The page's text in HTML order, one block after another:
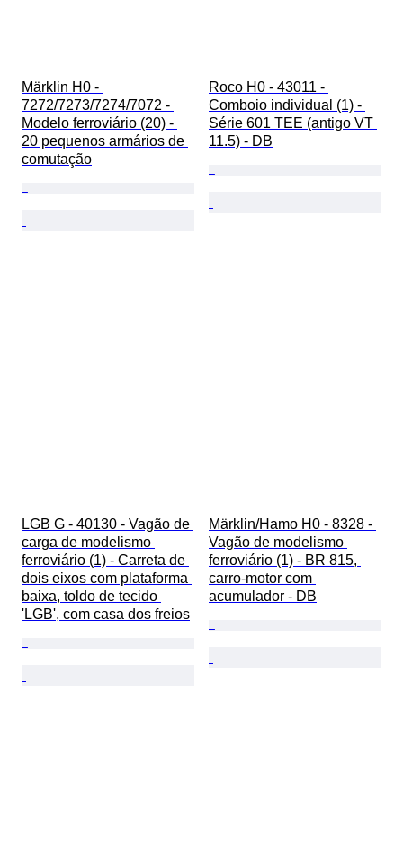
Märklin H0 -
7272/7273/7274/7072 -
Modelo ferroviário (20) -
20 pequenos armários de
comutação
Roco H0 - 43011 -
Comboio individual (1) -
Série 601 TEE (antigo VT
11.5) - DB
LGB G - 40130 - Vagão de
carga de modelismo
ferroviário (1) - Carreta de
dois eixos com plataforma
baixa, toldo de tecido
'LGB', com casa dos freios
Märklin/Hamo H0 - 8328 -
Vagão de modelismo
ferroviário (1) - BR 815,
carro-motor com
acumulador - DB